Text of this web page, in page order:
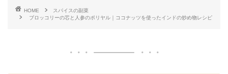
HOME
スパイスの副菜
ブロッコリーの芯と人参のポリヤル｜ココナッツを使ったインドの炒め物レシピ